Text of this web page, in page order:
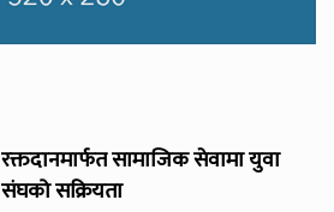
रक्तदानमार्फत सामाजिक सेवामा युवा
संघको सक्रियता